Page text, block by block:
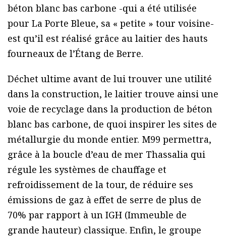
béton blanc bas carbone -qui a été utilisée
pour La Porte Bleue, sa « petite » tour voisine-
est qu’il est réalisé grâce au laitier des hauts
fourneaux de l’Étang de Berre.
Déchet ultime avant de lui trouver une utilité
dans la construction, le laitier trouve ainsi une
voie de recyclage dans la production de béton
blanc bas carbone, de quoi inspirer les sites de
métallurgie du monde entier. M99 permettra,
grâce à la boucle d’eau de mer Thassalia qui
régule les systèmes de chauffage et
refroidissement de la tour, de réduire ses
émissions de gaz à effet de serre de plus de
70% par rapport à un IGH (Immeuble de
grande hauteur) classique. Enfin, le groupe